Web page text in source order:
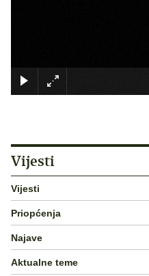
Vijesti
Vijesti
Priopćenja
Najave
Aktualne teme